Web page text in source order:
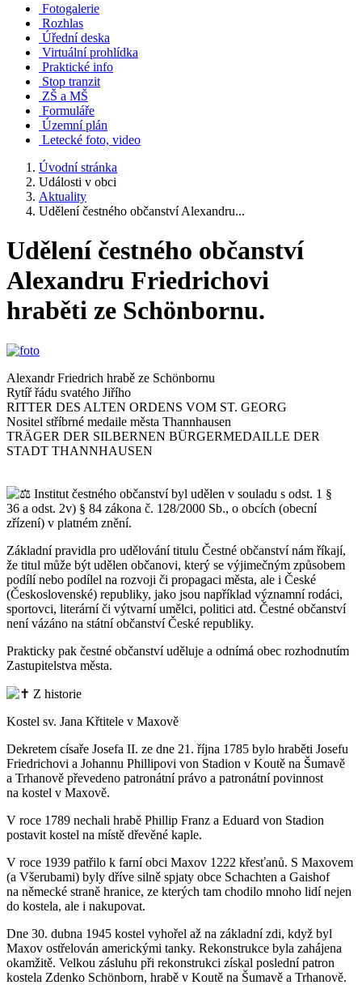
Fotogalerie
Rozhlas
Úřední deska
Virtuální prohlídka
Praktické info
Stop tranzit
ZŠ a MŠ
Formuláře
Územní plán
Letecké foto, video
Úvodní stránka
Události v obci
Aktuality
Udělení čestného občanství Alexandru...
Udělení čestného občanství
Alexandru Friedrichovi
hraběti ze Schönbornu.
Alexandr Friedrich hrabě ze Schönbornu
Rytíř řádu svatého Jiřího
RITTER DES ALTEN ORDENS VOM ST. GEORG
Nositel stříbrné medaile města Thannhausen
TRÄGER DER SILBERNEN BÜRGERMEDAILLE DER
STADT THANNHAUSEN
Institut čestného občanství byl udělen v souladu s odst. 1 §
36 a odst. 2v) § 84 zákona č. 128/2000 Sb., o obcích (obecní
zřízení) v platném znění.
Základní pravidla pro udělování titulu Čestné občanství nám říkají,
že titul může být udělen občanovi, který se výjimečným způsobem
podílí nebo podílel na rozvoji či propagaci města, ale i České
(Československé) republiky, jako jsou například významní rodáci,
sportovci, literární či výtvarní umělci, politici atd. Čestné občanství
není vázáno na státní občanství České republiky.
Prakticky pak čestné občanství uděluje a odnímá obec rozhodnutím
Zastupitelstva města.
Z historie
Kostel sv. Jana Křtitele v Maxově
Dekretem císaře Josefa II. ze dne 21. října 1785 bylo hraběti Josefu
Friedrichovi a Johannu Phillipovi von Stadion v Koutě na Šumavě
a Trhanově převedeno patronátní právo a patronátní povinnost
na kostel v Maxově.
V roce 1789 nechali hrabě Phillip Franz a Eduard von Stadion
postavit kostel na místě dřevěné kaple.
V roce 1939 patřilo k farní obci Maxov 1222 křesťanů. S Maxovem
(a Všerubami) byly dříve silně spjaty obce Schachten a Gaishof
na německé straně hranice, ze kterých tam chodilo mnoho lidí nejen
do kostela, ale i nakupovat.
Dne 30. dubna 1945 kostel vyhořel až na základní zdi, když byl
Maxov ostřelován americkými tanky. Rekonstrukce byla zahájena
okamžitě. Velkou zásluhu při rekonstrukci získal poslední patron
kostela Zdenko Schönborn, hrabě v Koutě na Šumavě a Trhanově.